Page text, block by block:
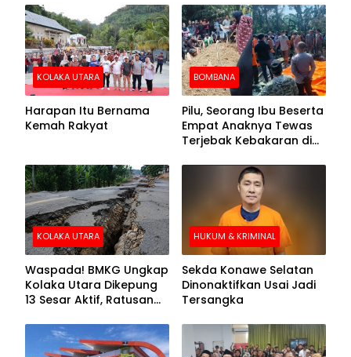
KOLAKA UTARA
Harapan Itu Bernama
Kemah Rakyat
BOMBANA
Pilu, Seorang Ibu Beserta
Empat Anaknya Tewas
Terjebak Kebakaran di
KOLAKA UTARA
Waspada! BMKG Ungkap
Kolaka Utara Dikepung
13 Sesar Aktif, Ratusan
HUKUM & KRIMINAL
Sekda Konawe Selatan
Dinonaktifkan Usai Jadi
Tersangka